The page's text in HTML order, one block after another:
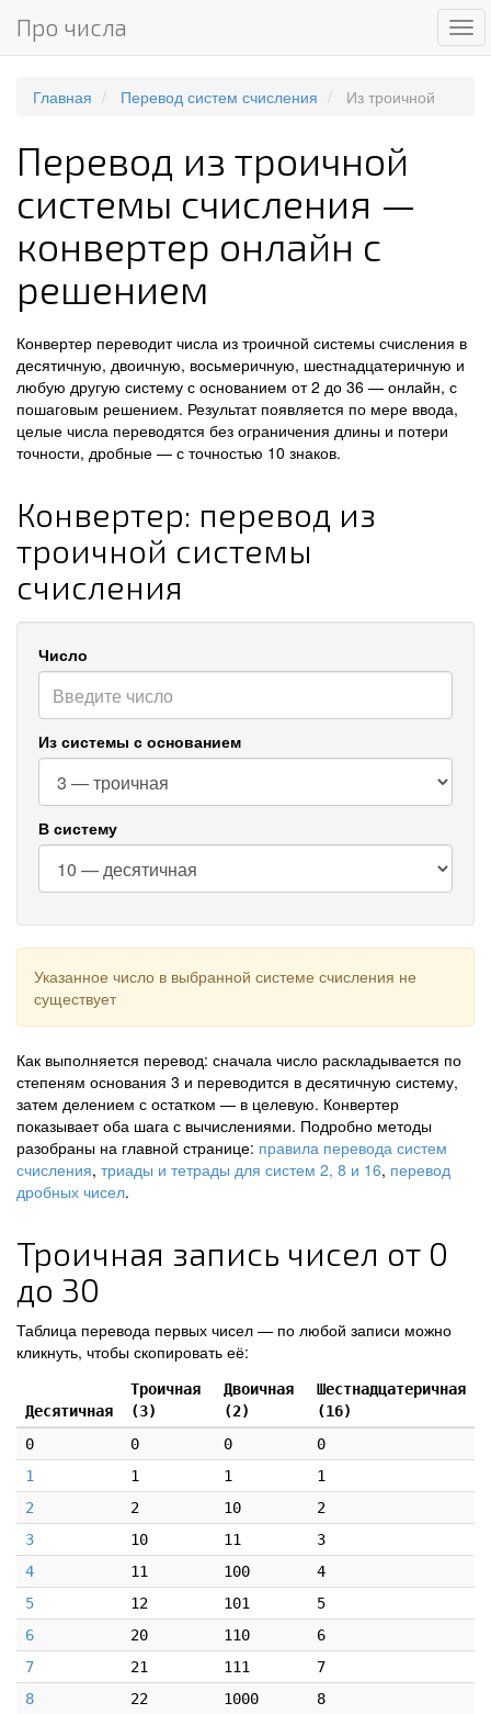
Про числа
Главная Перевод систем счисления Из троичной
Перевод из троичной
системы счисления —
конвертер онлайн с
решением
Конвертер переводит числа из троичной системы счисления в
десятичную, двоичную, восьмеричную, шестнадцатеричную и
любую другую систему с основанием от 2 до 36 — онлайн, с
пошаговым решением. Результат появляется по мере ввода,
целые числа переводятся без ограничения длины и потери
точности, дробные — с точностью 10 знаков.
Конвертер: перевод из
троичной системы
счисления
Число
Из системы с основанием
В систему
Указанное число в выбранной системе счисления не
существует
Как выполняется перевод: сначала число раскладывается по
степеням основания 3 и переводится в десятичную систему,
затем делением с остатком — в целевую. Конвертер
показывает оба шага с вычислениями. Подробно методы
разобраны на главной странице: правила перевода систем
счисления, триады и тетрады для систем 2, 8 и 16, перевод
дробных чисел.
Троичная запись чисел от 0
до 30
Таблица перевода первых чисел — по любой записи можно
кликнуть, чтобы скопировать её:
Десятичная
Троичная
(3)
Двоичная
(2)
Шестнадцатеричная
(16)
0
0 0
0
1
1 1
1
2
2 10
2
3
10 11
3
4
11 100
4
5
12 101
5
6
20 110
6
7
21 111
7
8
22 1000
8